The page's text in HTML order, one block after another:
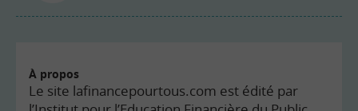
À propos
Le site lafinancepourtous.com est édité par